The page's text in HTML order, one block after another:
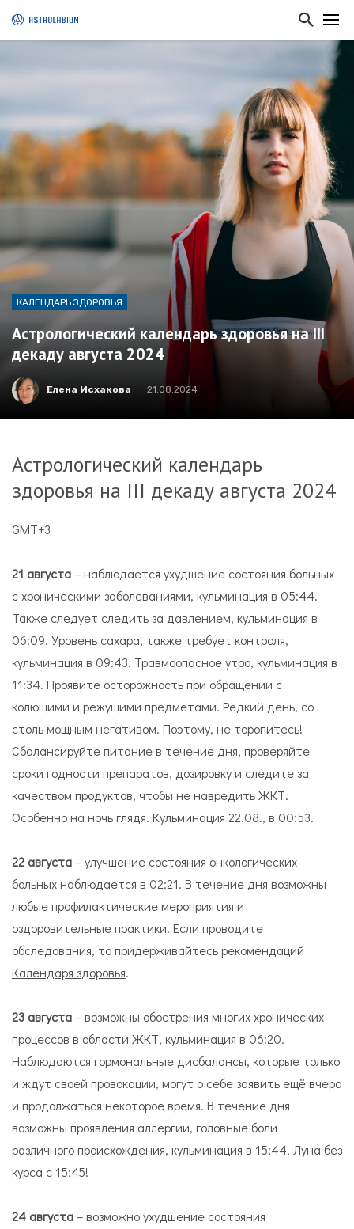
КАЛЕНДАРЬ ЗДОРОВЬЯ
Астрологический календарь здоровья на III
декаду августа 2024
Елена Исхакова 21.08.2024
Астрологический календарь
здоровья на III декаду августа 2024
GMT+3
21 августа – наблюдается ухудшение состояния больных
с хроническими заболеваниями, кульминация в 05:44.
Также следует следить за давлением, кульминация в
06:09. Уровень сахара, также требует контроля,
кульминация в 09:43. Травмоопасное утро, кульминация в
11:34. Проявите осторожность при обращении с
колющими и режущими предметами. Редкий день, со
столь мощным негативом. Поэтому, не торопитесь!
Сбалансируйте питание в течение дня, проверяйте
сроки годности препаратов, дозировку и следите за
качеством продуктов, чтобы не навредить ЖКТ.
Особенно на ночь глядя. Кульминация 22.08., в 00:53.
22 августа – улучшение состояния онкологических
больных наблюдается в 02:21. В течение дня возможны
любые профилактические мероприятия и
оздоровительные практики. Если проводите
обследования, то придерживайтесь рекомендаций
Календаря здоровья.
23 августа – возможны обострения многих хронических
процессов в области ЖКТ, кульминация в 06:20.
Наблюдаются гормональные дисбалансы, которые только
и ждут своей провокации, могут о себе заявить ещё вчера
и продолжаться некоторое время. В течение дня
возможны проявления аллергии, головные боли
различного происхождения, кульминация в 15:44. Луна без
курса с 15:45!
24 августа – возможно ухудшение состояния